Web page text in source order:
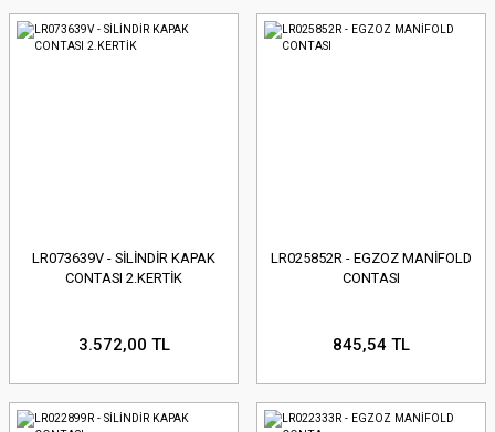
LR073639V - SİLİNDİR KAPAK
CONTASI 2.KERTİK
3.572,00 TL
LR025852R - EGZOZ MANİFOLD
CONTASI
845,54 TL